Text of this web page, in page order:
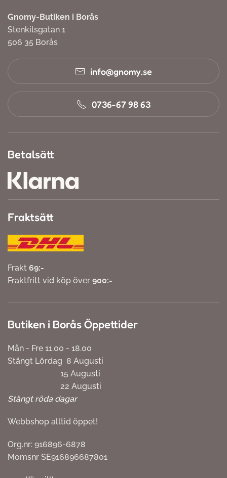
Gnomy-Butiken i Borås
Stenkilsgatan 1
506 35 Borås
info@gnomy.se
0736-67 98 63
Betalsätt
Fraktsätt
Frakt 69:-
Fraktfritt vid köp över 900:-
Butiken i Borås Öppettider
Mån - Fre 11.00 - 18.00
Stängt Lördag 8 Augusti
15 Augusti
22 Augusti
Stängt röda dagar
Webbshop alltid öppet!
Org.nr: 916896-6878
Momsnr SE916896687801